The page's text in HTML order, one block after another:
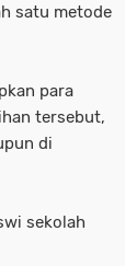
satu metode
para
tersebut,
di
sekolah